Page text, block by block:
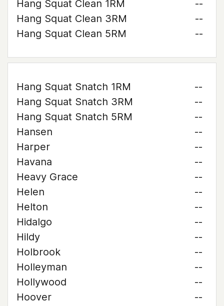
Hang Squat Clean 1RM
--
Hang Squat Clean 3RM
--
Hang Squat Clean 5RM
--
Hang Squat Snatch 1RM
--
Hang Squat Snatch 3RM
--
Hang Squat Snatch 5RM
--
Hansen
--
Harper
--
Havana
--
Heavy Grace
--
Helen
--
Helton
--
Hidalgo
--
Hildy
--
Holbrook
--
Holleyman
--
Hollywood
--
Hoover
--